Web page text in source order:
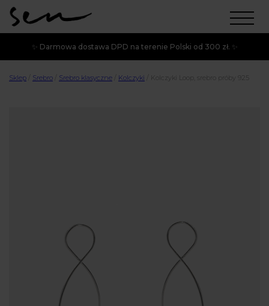
✨ Darmowa dostawa DPD na terenie Polski od 300 zł. ✨
Sklep Srebro Srebro klasyczne Kolczyki Kolczyki Loop, srebro próby 925